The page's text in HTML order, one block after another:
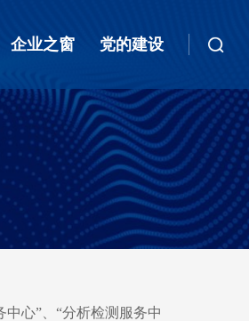
企业之窗 党的建设
中心” “分析检测服务中